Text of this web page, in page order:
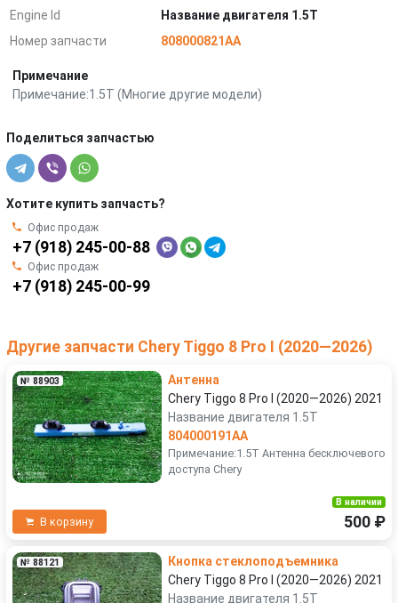
Engine Id
Название двигателя 1.5T
Номер запчасти
808000821AA
Примечание
Примечание:1.5T (Многие другие модели)
Поделиться запчастью
Хотите купить запчасть?
Офис продаж
+7 (918) 245-00-88
Офис продаж
+7 (918) 245-00-99
Другие запчасти Chery Tiggo 8 Pro I (2020—2026)
№ 88903
Антенна
Chery Tiggo 8 Pro I (2020—2026) 2021
Название двигателя 1.5T
804000191AA
Примечание:1.5T Антенна бесключевого
доступа Chery
В корзину
В наличии
500 ₽
№ 88121
Кнопка стеклоподъемника
Chery Tiggo 8 Pro I (2020—2026) 2021
Название двигателя 1.5T